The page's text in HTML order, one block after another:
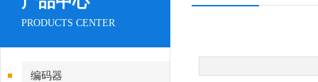
PRODUCTS CENTER
编码器